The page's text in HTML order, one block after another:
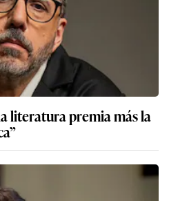
literatura premia más la